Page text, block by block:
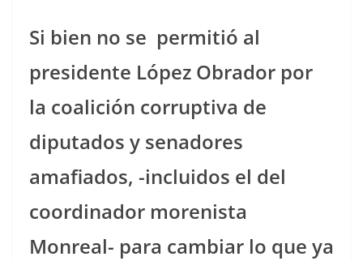
Si bien no se permitió al
presidente López Obrador por
la coalición corruptiva de
diputados y senadores
amafiados, -incluidos el del
coordinador morenista
Monreal- para cambiar lo que ya